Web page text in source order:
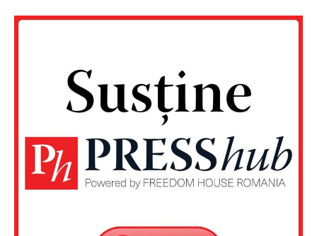
Un proiect
PRESShub
Despre noi / Echipa
Proiecte editoriale